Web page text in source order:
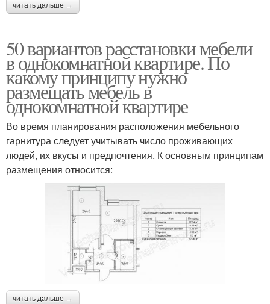
читать дальше →
50 вариантов расстановки мебели
в однокомнатной квартире. По
какому принципу нужно
размещать мебель в
однокомнатной квартире
Во время планирования расположения мебельного
гарнитура следует учитывать число проживающих
людей, их вкусы и предпочтения. К основным принципам
размещения относится:
читать дальше →